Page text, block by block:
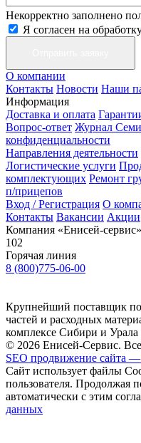
Некорректно заполнено
Я согласен на
О компании
Контакты Новости Наши
Информация
Доставка и оплата
Вопрос-ответ Журнал
конфиденциальности
Направления деятельности
Логистические услуги
комплектующих Ремонт
п/прицепов
Вход / Регистрация О
Контакты Вакансии Акции
Компания «Енисей-сервис»
102
Горячая линия
8 (800)775-06-00
Крупнейший поставщик
частей и расходных
комплексе Сибири и Урала
© 2026 Енисей-Сервис.
SEO продвижение сайта
Сайт использует файлы
пользователя. Продолжая
автоматически с этим
данных